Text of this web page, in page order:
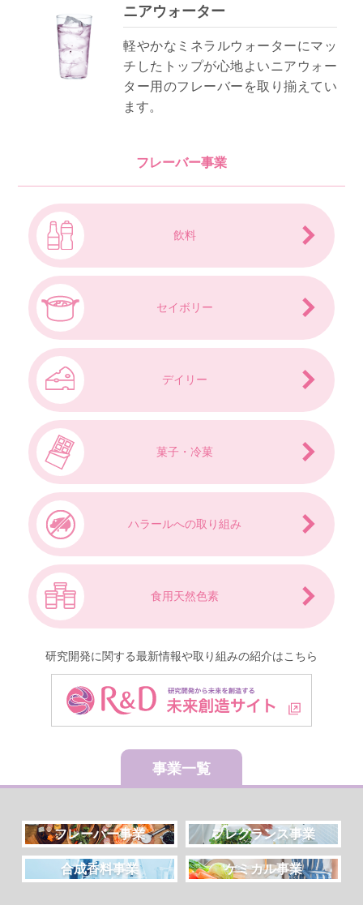
ニアウォーター
軽やかなミネラルウォーターにマッ
チしたトップが心地よいニアウォー
ター用のフレーバーを取り揃えてい
ます。
フレーバー事業
飲料
セイボリー
デイリー
菓子・冷菓
ハラールへの取り組み
食用天然色素
研究開発に関する最新情報や取り組みの紹介はこちら
事業一覧
フレーバー事業 フレグランス事業
合成香料事業 ケミカル事業